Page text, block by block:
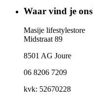
Waar vind je
Masije lifestylestore
Midstraat 89
8501 AG Joure
06 8206 7209
kvk: 52670228